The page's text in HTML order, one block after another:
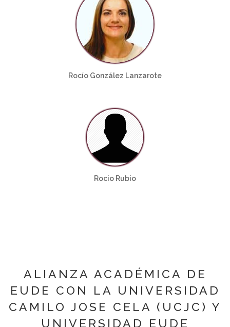
Rocío González Lanzarote
Rocio Rubio
ALIANZA ACADÉMICA DE
EUDE CON LA UNIVERSIDAD
CAMILO JOSE CELA (UCJC) Y
UNIVERSIDAD EUDE